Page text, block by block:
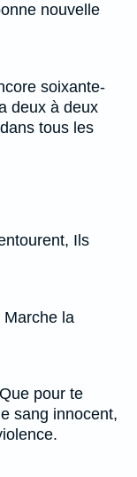
nouvelle
soixante-
deux à deux
tous les
Ils
Marche la
pour te
sang innocent,